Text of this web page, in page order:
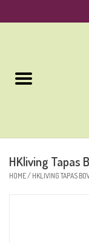
Woonaccessoires
HKliving Tapas
HOME/ HKLIVING TAPAS